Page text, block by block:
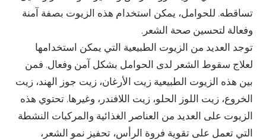
تساقطه. للحوامل، يمكن استخدام هذه الزيوت بصفة آمنة
وفعالة لتحسين صحة الشعر.
توجد العديد من الزيوت الطبيعية التي يمكن استخدامها
لعلاج سقوط الشعر لدى الحوامل بشكل آمن وفعال. فمن
بين هذه الزيوت الطبيعية زيت الأرغان، زيت جوز الهند، زيت
الخروع، زيت اللوز الحلو، زيت اللافندر، وغيرها. تحتوي هذه
الزيوت على العديد من العناصر الغذائية والمركبات النشطة
التي تعمل على تقوية فروة الرأس، تحفيز نمو الشعر،